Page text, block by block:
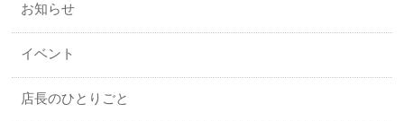
お知らせ
イベント
店長のひとりごと